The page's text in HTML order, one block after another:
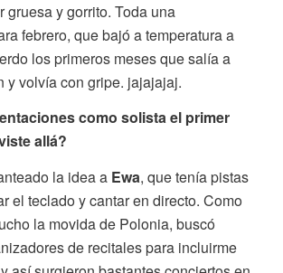
gruesa y gorrito. Toda una
febrero, que bajó a temperatura a
los primeros meses que salía a
y volvía con gripe. jajajajaj.
como solistael primer
allá?
la idea a Ewa, que tenía pistas
el teclado y cantar en directo. Como
la movida de Polonia, buscó
de recitales para incluirme